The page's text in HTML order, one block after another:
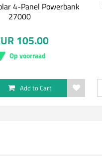
4-Panel Powerbank
27000
105.00
Op voorraad
Add to Cart